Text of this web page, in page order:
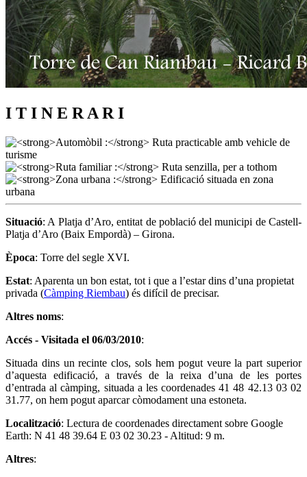
I T I N E R A R I
Situació: A Platja d’Aro, entitat de població del municipi de Castell-
Platja d’Aro (Baix Empordà) – Girona.
Època: Torre del segle XVI.
Estat: Aparenta un bon estat, tot i que a l’estar dins d’una propietat
privada (Càmping Riembau) és difícil de precisar.
Altres noms:
Accés - Visitada el 06/03/2010:
Situada dins un recinte clos, sols hem pogut veure la part superior
d’aquesta edificació, a través de la reixa d’una de les portes
d’entrada al càmping, situada a les coordenades 41 48 42.13 03 02
31.77, on hem pogut aparcar còmodament una estoneta.
Localització: Lectura de coordenades directament sobre Google
Earth: N 41 48 39.64 E 03 02 30.23 - Altitud: 9 m.
Altres: